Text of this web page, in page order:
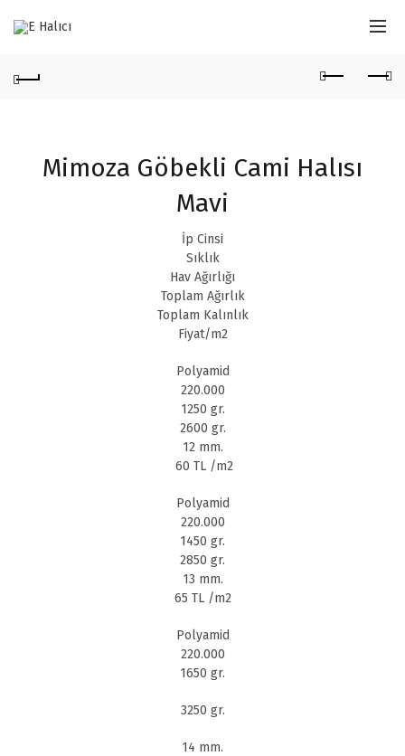
Mimoza Göbekli Cami Halısı
Mavi
İp Cinsi
Sıklık
Hav Ağırlığı
Toplam Ağırlık
Toplam Kalınlık
Fiyat/m2
Polyamid
220.000
1250 gr.
2600 gr.
12 mm.
60 TL /m2
Polyamid
220.000
1450 gr.
2850 gr.
13 mm.
65 TL /m2
Polyamid
220.000
1650 gr.
3250 gr.
14 mm.